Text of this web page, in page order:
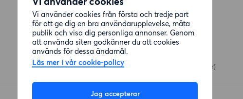
Vi använder cookies från första och tredje part
för att ge dig en bra användarupplevelse, mäta
publik och visa dig personliga annonser. Genom
att använda siten godkänner du att cookies
används för dessa ändamål.
Läs mer i vår cookie-policy
Jag accepterar
Restauranger
(186 meter)